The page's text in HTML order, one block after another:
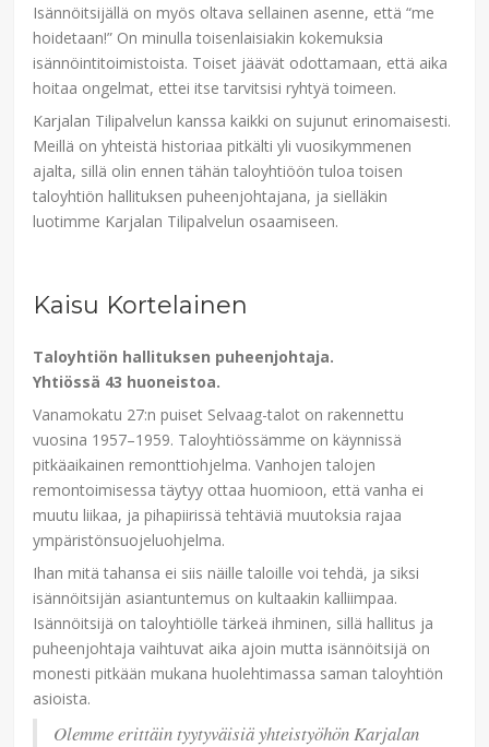
Isännöitsijällä on myös oltava sellainen asenne, että “me
hoidetaan!” On minulla toisenlaisiakin kokemuksia
isännöintitoimistoista. Toiset jäävät odottamaan, että aika
hoitaa ongelmat, ettei itse tarvitsisi ryhtyä toimeen.
Karjalan Tilipalvelun kanssa kaikki on sujunut erinomaisesti.
Meillä on yhteistä historiaa pitkälti yli vuosikymmenen
ajalta, sillä olin ennen tähän taloyhtiöön tuloa toisen
taloyhtiön hallituksen puheenjohtajana, ja sielläkin
luotimme Karjalan Tilipalvelun osaamiseen.
Kaisu Kortelainen
Taloyhtiön hallituksen puheenjohtaja.
Yhtiössä 43 huoneistoa.
Vanamokatu 27:n puiset Selvaag-talot on rakennettu
vuosina 1957–1959. Taloyhtiössämme on käynnissä
pitkäaikainen remonttiohjelma. Vanhojen talojen
remontoimisessa täytyy ottaa huomioon, että vanha ei
muutu liikaa, ja pihapiirissä tehtäviä muutoksia rajaa
ympäristönsuojeluohjelma.
Ihan mitä tahansa ei siis näille taloille voi tehdä, ja siksi
isännöitsijän asiantuntemus on kultaakin kalliimpaa.
Isännöitsijä on taloyhtiölle tärkeä ihminen, sillä hallitus ja
puheenjohtaja vaihtuvat aika ajoin mutta isännöitsijä on
monesti pitkään mukana huolehtimassa saman taloyhtiön
asioista.
Olemme erittäin tyytyväisiä yhteistyöhön Karjalan